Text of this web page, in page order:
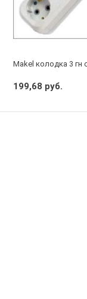
1/40А
Makel колодка 3 гн
199,68 руб.